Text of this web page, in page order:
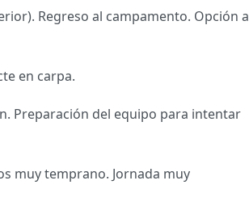
Regreso al campamento. Opción a
en carpa.
Preparación del equipo para intentar
muy temprano. Jornada muy